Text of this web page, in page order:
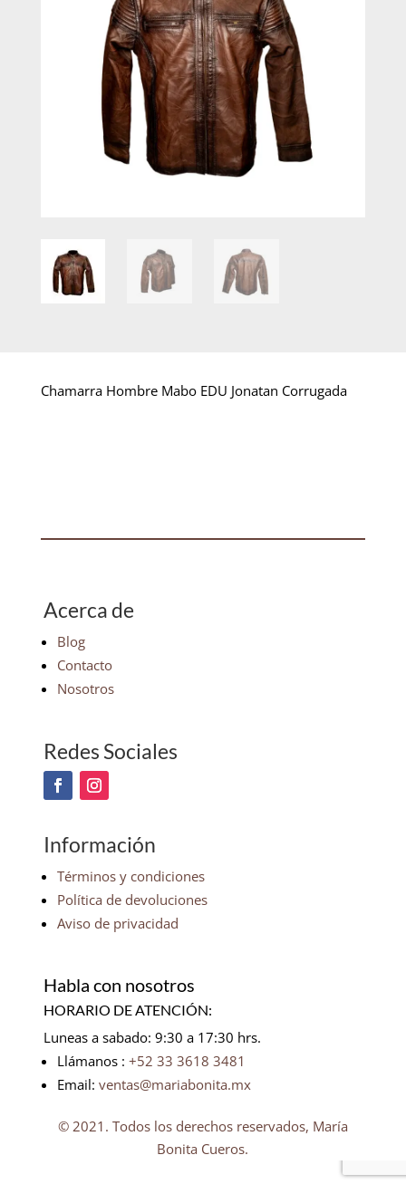
Chamarra Hombre Mabo EDU Jonatan Corrugada
Acerca de
Blog
Contacto
Nosotros
Redes Sociales
Información
Términos y condiciones
Política de devoluciones
Aviso de privacidad
Habla con nosotros
HORARIO DE ATENCIÓN:
Luneas a sabado: 9:30 a 17:30 hrs.
Llámanos : +52 33 3618 3481
Email: ventas@mariabonita.mx
© 2021. Todos los derechos reservados, María
Bonita Cueros.